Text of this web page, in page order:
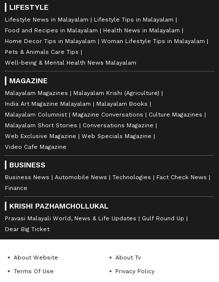
LIFESTYLE
Lifestyle News in Malayalam
Lifestyle Tips in Malayalam
Food and Recipes in Malayalam
Health News in Malayalam
Home Decor Tips in Malayalam
Woman Lifestyle Tips in Malayalam
Pets & Animals Care Tips
Well-being & Mental Health News Malayalam
MAGAZINE
Malayalam Magazines
Malayalam Krishi (Agriculture)
India Art Magazine Malayalam
Malayalam Books
Malayalam Columnist
Magazine Conversations
Culture Magazines
Malayalam Short Stories
Conversations Magazine
Web Exclusive Magazine
Web Specials Magazine
Video Cafe Magazine
BUSINESS
Business News Automobile News Technologies
Fact Check News
Finance
KRISHI PAZHAMCHOLLUKAL
Pravasi Malayali World, News & Life Updates
Gulf Round Up
Dear Big Ticket
About Website
About Tv
Terms Of Use
Privacy Policy